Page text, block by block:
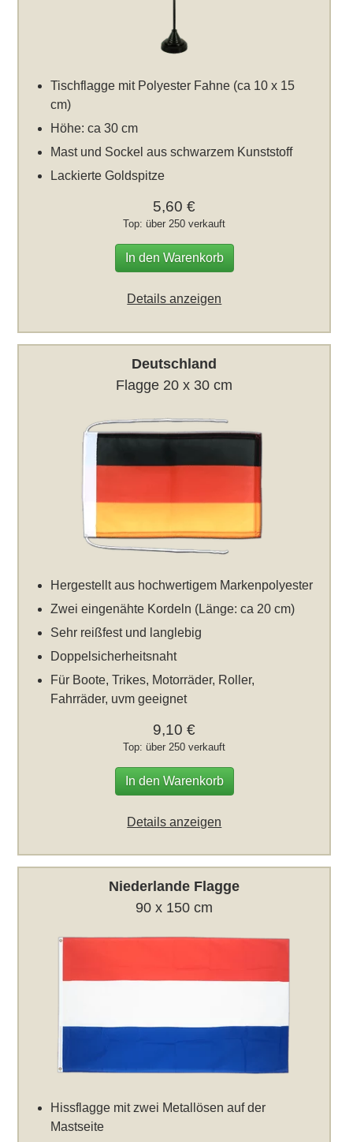
Tischflagge mit Polyester Fahne (ca 10 x 15
cm)
Höhe: ca 30 cm
Mast und Sockel aus schwarzem Kunststoff
Lackierte Goldspitze
5,60 €
Top: über 250 verkauft
In den Warenkorb
Details anzeigen
Deutschland
Flagge 20 x 30 cm
Hergestellt aus hochwertigem Markenpolyester
Zwei eingenähte Kordeln (Länge: ca 20 cm)
Sehr reißfest und langlebig
Doppelsicherheitsnaht
Für Boote, Trikes, Motorräder, Roller,
Fahrräder, uvm geeignet
9,10 €
Top: über 250 verkauft
In den Warenkorb
Details anzeigen
Niederlande Flagge
90 x 150 cm
Hissflagge mit zwei Metallösen auf der
Mastseite